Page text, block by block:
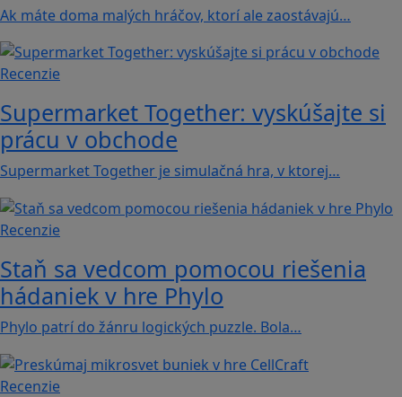
Ak máte doma malých hráčov, ktorí ale zaostávajú…
Recenzie
Supermarket Together: vyskúšajte si
prácu v obchode
Supermarket Together je simulačná hra, v ktorej…
Recenzie
Staň sa vedcom pomocou riešenia
hádaniek v hre Phylo
Phylo patrí do žánru logických puzzle. Bola…
Recenzie